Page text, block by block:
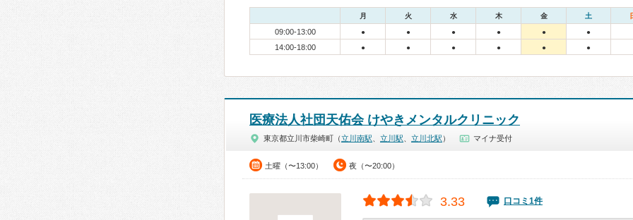
月 火 水 木 金 土
09:00-13:00 ● ● ● ● ● ●
14:00-18:00 ● ● ● ● ● ●
医療法人社団天佑会 けやきメンタルクリニック
東京都立川市柴崎町（立川南駅 立川駅 立川北駅 ） マイナ受付
土曜（〜13:00） 夜（〜20:00）
3.33 口コミ1件